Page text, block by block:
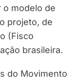
o modelo de
projeto, de
(Fisco
brasileira.
do Movimento